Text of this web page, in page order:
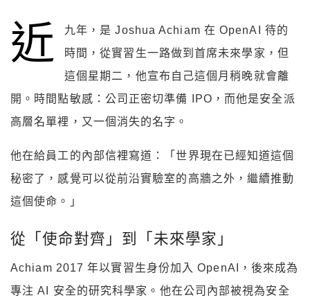
近
九年，是 Joshua Achiam 在 OpenAI 待的
時間，從實習生一路做到首席未來學家，但
這個星期二，他宣布自己這個月稍晚就會離
開。時間點敏感：公司正密切準備 IPO，而他是安全派
高層名單裡，又一個消失的名字。
他在給員工的內部信裡寫道：「世界現在已經知道這個
秘密了，感覺可以從前沿實驗室的高牆之外，繼續推動
這個使命。」
從「使命對齊」到「未來學家」
Achiam 2017 年以實習生身份加入 OpenAI，後來成為
專注 AI 安全的研究科學家。他在公司內部被視為安全